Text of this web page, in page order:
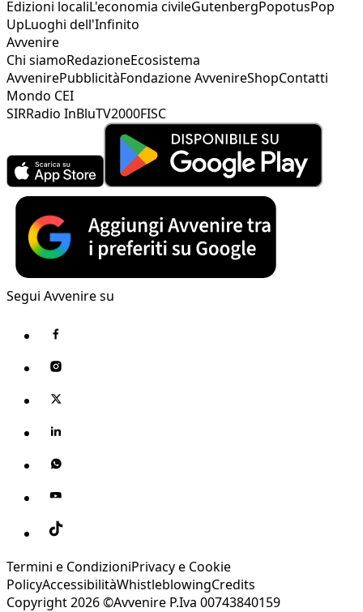
Edizioni localiL'economia civileGutenbergPopotusPop
UpLuoghi dell'Infinito
Avvenire
Chi siamoRedazioneEcosistema
AvvenirePubblicitàFondazione AvvenireShopContatti
Mondo CEI
SIRRadio InBluTV2000FISC
Segui Avvenire su
Termini e CondizioniPrivacy e Cookie
PolicyAccessibilitàWhistleblowingCredits
Copyright 2026 ©Avvenire P.Iva 00743840159